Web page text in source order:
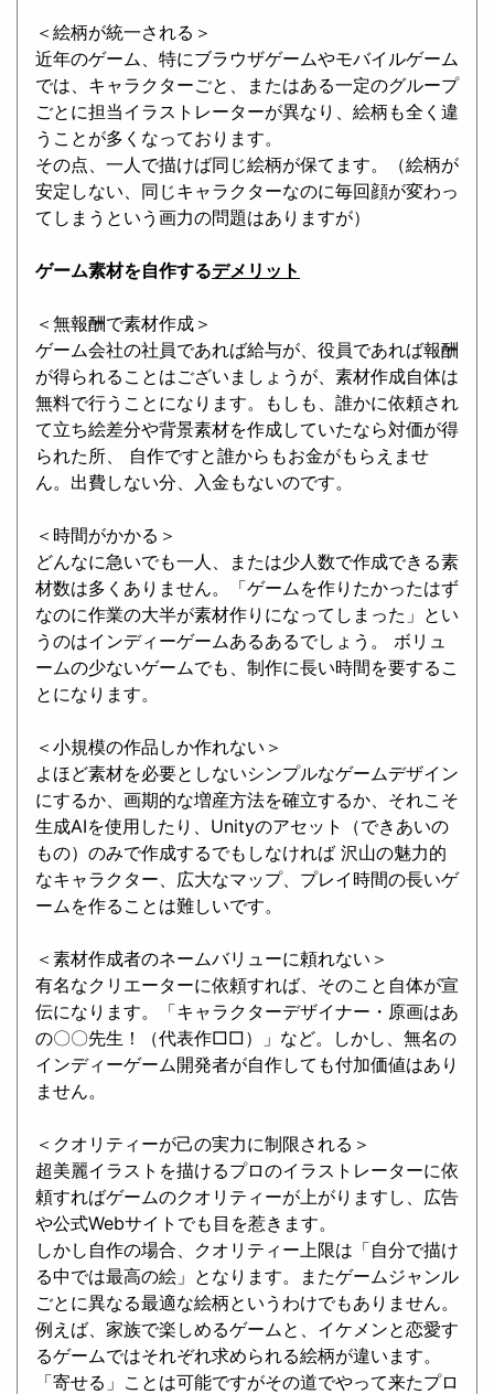
＜絵柄が統一される＞
近年のゲーム、特にブラウザゲームやモバイルゲーム
では、キャラクターごと、またはある一定のグループ
ごとに担当イラストレーターが異なり、絵柄も全く違
うことが多くなっております。
その点、一人で描けば同じ絵柄が保てます。（絵柄が
安定しない、同じキャラクターなのに毎回顔が変わっ
てしまうという画力の問題はありますが）
ゲーム素材を自作するデメリット
＜無報酬で素材作成＞
ゲーム会社の社員であれば給与が、役員であれば報酬
が得られることはございましょうが、素材作成自体は
無料で行うことになります。もしも、誰かに依頼され
て立ち絵差分や背景素材を作成していたなら対価が得
られた所、 自作ですと誰からもお金がもらえませ
ん。出費しない分、入金もないのです。
＜時間がかかる＞
どんなに急いでも一人、または少人数で作成できる素
材数は多くありません。「ゲームを作りたかったはず
なのに作業の大半が素材作りになってしまった」とい
うのはインディーゲームあるあるでしょう。 ボリュ
ームの少ないゲームでも、制作に長い時間を要するこ
とになります。
＜小規模の作品しか作れない＞
よほど素材を必要としないシンプルなゲームデザイン
にするか、画期的な増産方法を確立するか、それこそ
生成AIを使用したり、Unityのアセット（できあいの
もの）のみで作成するでもしなければ 沢山の魅力的
なキャラクター、広大なマップ、プレイ時間の長いゲ
ームを作ることは難しいです。
＜素材作成者のネームバリューに頼れない＞
有名なクリエーターに依頼すれば、そのこと自体が宣
伝になります。「キャラクターデザイナー・原画はあ
の〇〇先生！（代表作□□）」など。しかし、無名の
インディーゲーム開発者が自作しても付加価値はあり
ません。
＜クオリティーが己の実力に制限される＞
超美麗イラストを描けるプロのイラストレーターに依
頼すればゲームのクオリティーが上がりますし、広告
や公式Webサイトでも目を惹きます。
しかし自作の場合、クオリティー上限は「自分で描け
る中では最高の絵」となります。またゲームジャンル
ごとに異なる最適な絵柄というわけでもありません。
例えば、家族で楽しめるゲームと、イケメンと恋愛す
るゲームではそれぞれ求められる絵柄が違います。
「寄せる」ことは可能ですがその道でやって来たプロ